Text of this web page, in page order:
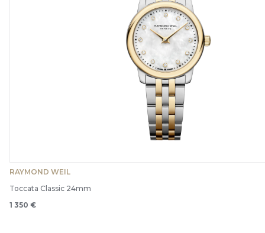
RAYMOND WEIL
Toccata Classic 24mm
1 350 €